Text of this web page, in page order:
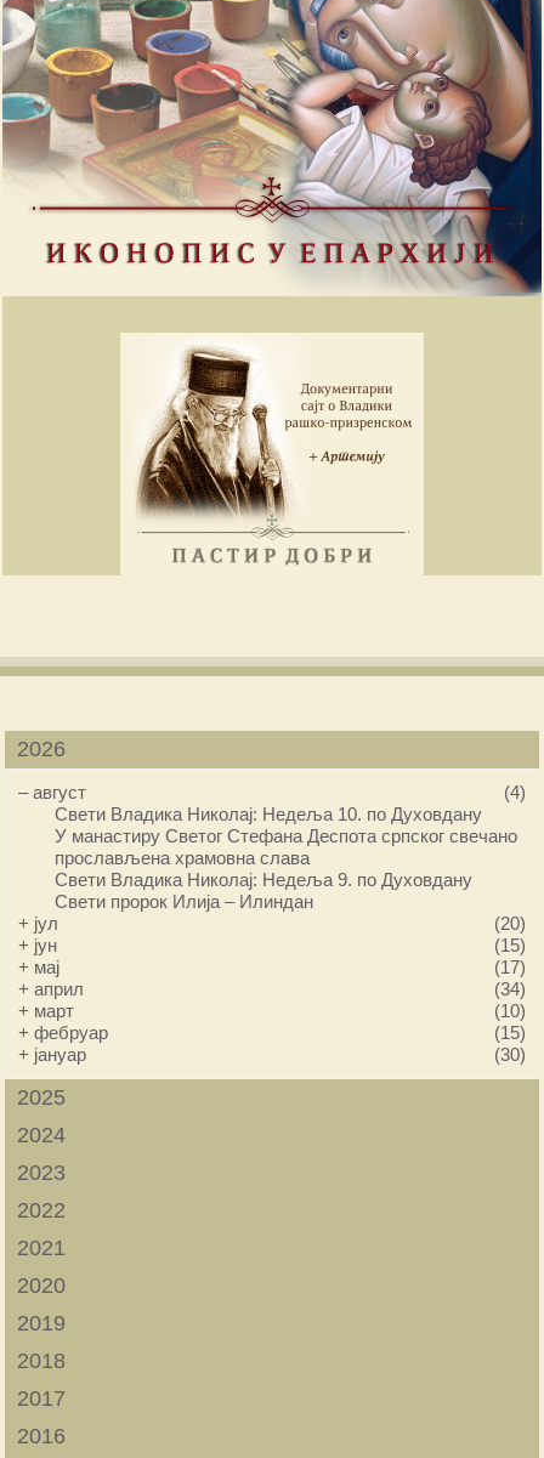
2026
–август
(4)
Свети Владика Николај: Недеља 10. по Духовдану
У манастиру Светог Стефана Деспота српског свечано
прослављена храмовна слава
Свети Владика Николај: Недеља 9. по Духовдану
Свети пророк Илија – Илиндан
+ јул
(20)
+ јун
(15)
+ мај
(17)
+април
(34)
+ март
(10)
+фебруар
(15)
+ јануар (30)
2025
2024
2023
2022
2021
2020
2019
2018
2017
2016